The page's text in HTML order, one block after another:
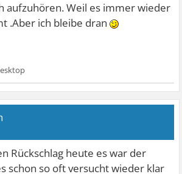
aufzuhören. Weil es immer wieder
.Aber ich bleibe dran
Rückschlag heute es war der
schon so oft versucht wieder klar